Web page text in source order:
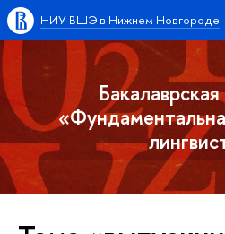
НИУ ВШЭ в Нижнем Новгороде